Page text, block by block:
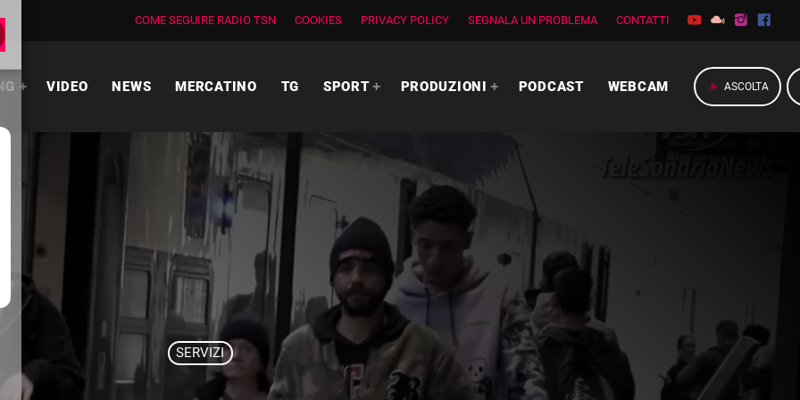
COME SEGUIRE RADIO TSN COOKIES PRIVACY POLICY SEGNALA UN PROBLEMA CONTATTI
VIDEO NEWS MERCATINO TG SPORT PRODUZIONI PODCAST WEBCAM play_arrow ASCOLTA
SERVIZI